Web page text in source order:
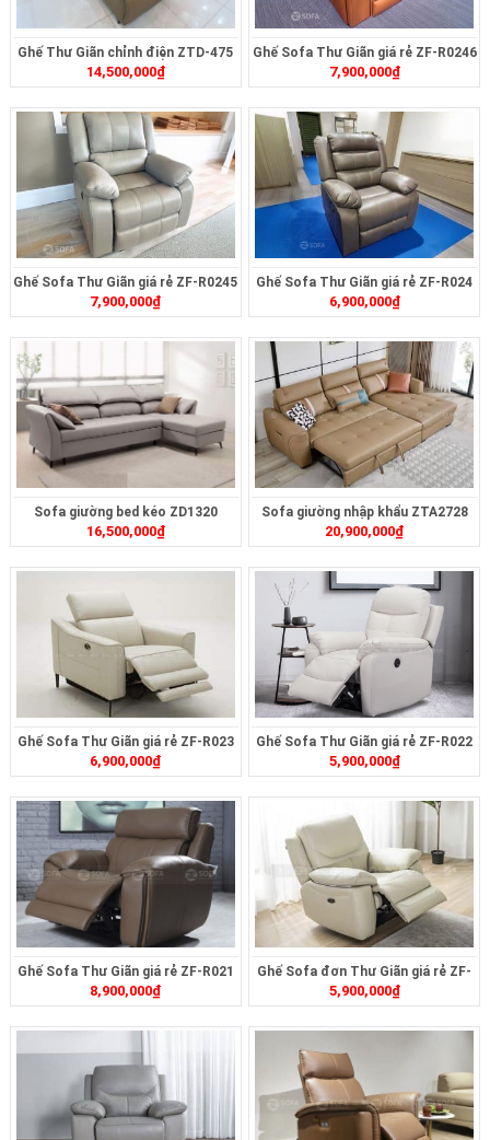
Ghế Thư Giãn chỉnh điện ZTD-475
14,500,000₫
Ghế Sofa Thư Giãn giá rẻ ZF-R0246
7,900,000₫
Ghế Sofa Thư Giãn giá rẻ ZF-R0245
7,900,000₫
Ghế Sofa Thư Giãn giá rẻ ZF-R024
6,900,000₫
Sofa giường bed kéo ZD1320
16,500,000₫
Sofa giường nhập khẩu ZTA2728
20,900,000₫
Ghế Sofa Thư Giãn giá rẻ ZF-R023
6,900,000₫
Ghế Sofa Thư Giãn giá rẻ ZF-R022
5,900,000₫
Ghế Sofa Thư Giãn giá rẻ ZF-R021
8,900,000₫
Ghế Sofa đơn Thư Giãn giá rẻ ZF-
R019
5,900,000₫